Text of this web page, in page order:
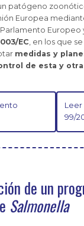
patógeno
Europea
Europeo
EC, en los que
medidas y
de esta y
Leer
99/
de un
Salmonella